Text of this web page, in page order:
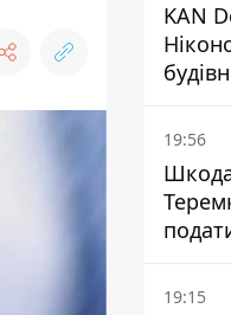
KAN
19:56
19:15